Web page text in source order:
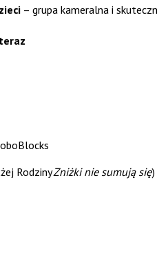
– grupa kameralna i
RodzinyZniżki nie sumują się)